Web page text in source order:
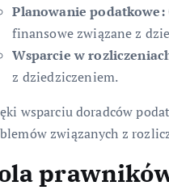
Planowanie podatkowe:
finansowe związane z
Wsparcie w
z dziedziczeniem.
wsparciu doradców
związanych z